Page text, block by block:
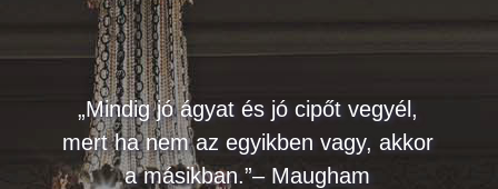
„Mindig jó ágyat és jó cipőt vegyél,
mert ha nem az egyikben vagy, akkor
a másikban.”– Maugham